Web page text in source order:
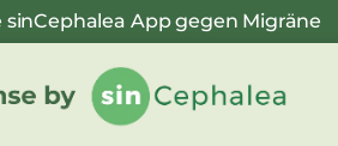
sinCephalea App gegen Migräne